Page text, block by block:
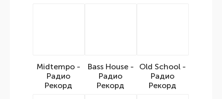
Midtempo -
Радио
Рекорд
Bass House -
Радио
Рекорд
Old School -
Радио
Рекорд